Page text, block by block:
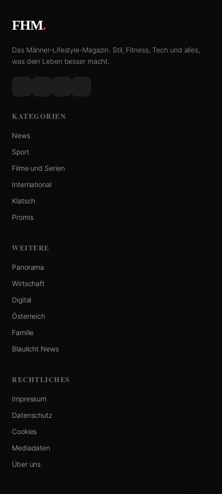
FHM.
Das Männer-Lifestyle-Magazin. Stil, Fitness, Tech und alles,
was dein Leben besser macht.
KATEGORIEN
News
Sport
Filme und Serien
International
Klatsch
Promis
WEITERE
Panorama
Wirtschaft
Digital
Österreich
Familie
Blaulicht News
RECHTLICHES
Impressum
Datenschutz
Cookies
Mediadaten
Über uns